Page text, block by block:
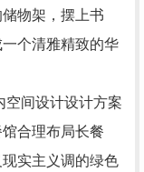
物架，摆上书
个清雅精致的华
间设计设计方案
合理布局长餐
实主义调的绿色